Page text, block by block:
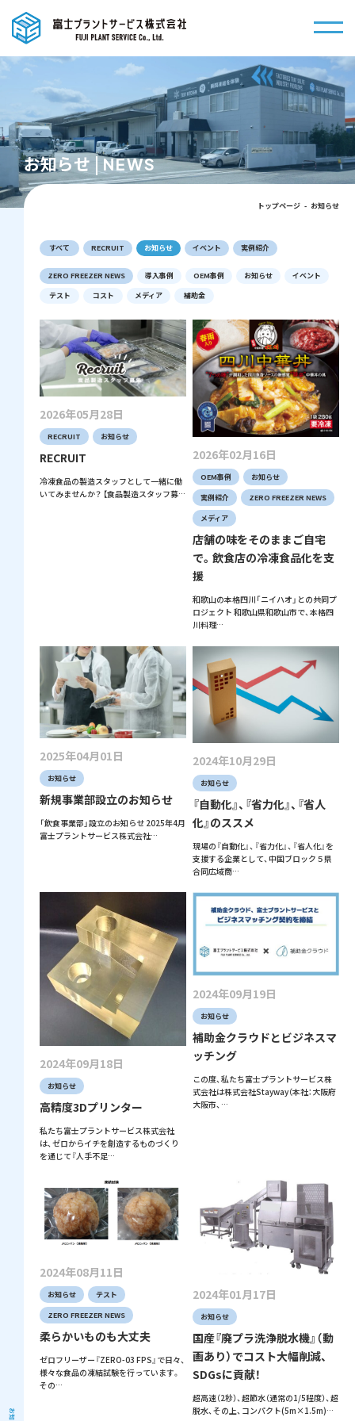
お知らせ | NEWS
トップページ お知らせ
すべて RECRUIT お知らせ イベント 実例紹介
ZERO FREEZER NEWS 導入事例 OEM事例 お知らせ
イベント
テスト
コスト メディア 補助金
2026年05月28日
RECRUIT お知らせ
RECRUIT
冷凍食品の製造スタッフとして一緒に働
いてみませんか？ 【食品製造スタッフ募…
2026年02月16日
OEM事例
お知らせ
実例紹介
ZERO FREEZER NEWS
メディア
店舗の味をそのままご自宅
で。飲食店の冷凍食品化を支
援
和歌山の本格四川「ニイハオ」との共同プ
ロジェクト 和歌山県和歌山市で、本格四
川料理…
2025年04月01日
お知らせ
新規事業部設立のお知らせ
「飲食事業部」設立のお知らせ 2025年4月
富士プラントサービス株式会社…
2024年10月29日
お知らせ
『自動化』、『省力化』、『省人
化』のススメ
現場の『自動化』、『省力化』、『省人化』を
支援する企業として、中国ブロック５県
合同広域商…
2024年09月18日
お知らせ
高精度3Dプリンター
私たち富士プラントサービス株式会社
は、ゼロからイチを創造するものづくり
を通じて『人手不足…
2024年09月19日
お知らせ
補助金クラウドとビジネスマ
ッチング
この度、私たち富士プラントサービス株
式会社は株式会社Stayway（本社：大阪府
大阪市、…
2024年08月11日
お知らせ
テスト
ZERO FREEZER NEWS
柔らかいものも大丈夫
ゼロフリーザー『ZERO-03 FPS』で日々、
様々な食品の凍結試験を行っています。
その…
2024年01月17日
お知らせ
国産『廃プラ洗浄脱水機』（動
画あり）でコスト大幅削減、
SDGsに貢献！
超高速（2秒）、超節水（通常の1/5程度）、超
脱水、その上、コンパクト(5m×1.5m)…